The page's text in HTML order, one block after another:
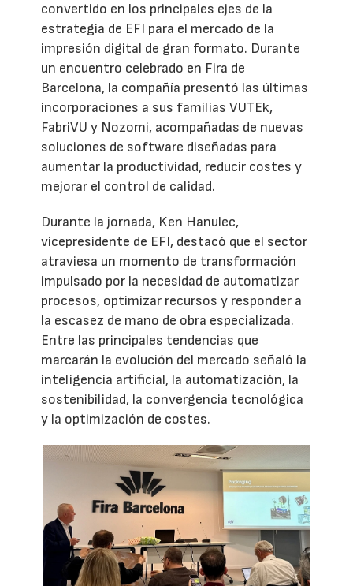
convertido en los principales ejes de la
estrategia de EFI para el mercado de la
impresión digital de gran formato. Durante
un encuentro celebrado en Fira de
Barcelona, la compañía presentó las últimas
incorporaciones a sus familias VUTEk,
FabriVU y Nozomi, acompañadas de nuevas
soluciones de software diseñadas para
aumentar la productividad, reducir costes y
mejorar el control de calidad.
Durante la jornada, Ken Hanulec,
vicepresidente de EFI, destacó que el sector
atraviesa un momento de transformación
impulsado por la necesidad de automatizar
procesos, optimizar recursos y responder a
la escasez de mano de obra especializada.
Entre las principales tendencias que
marcarán la evolución del mercado señaló la
inteligencia artificial, la automatización, la
sostenibilidad, la convergencia tecnológica
y la optimización de costes.